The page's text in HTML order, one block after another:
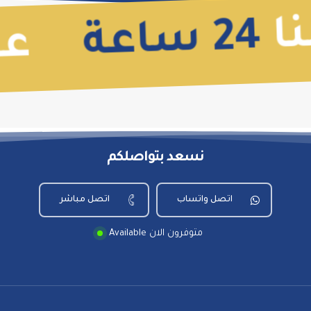
24 س اعة
نسعد بتواصلكم
اتصل مباشر اتصل واتساب
Available متوفرون الان